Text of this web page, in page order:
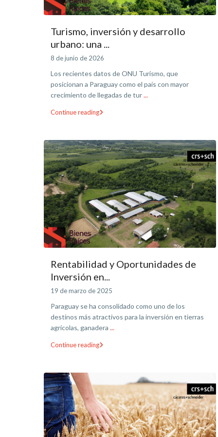
Turismo, inversión y desarrollo
urbano: una ...
8 de junio de 2026
Los recientes datos de ONU Turismo, que
posicionan a Paraguay como el país con mayor
crecimiento de llegadas de tur...
Continue reading
Rentabilidad y Oportunidades de
Inversión en...
19 de marzo de 2025
Paraguay se ha consolidado como uno de los
destinos más atractivos para la inversión en tierras
agrícolas, ganadera ...
Continue reading